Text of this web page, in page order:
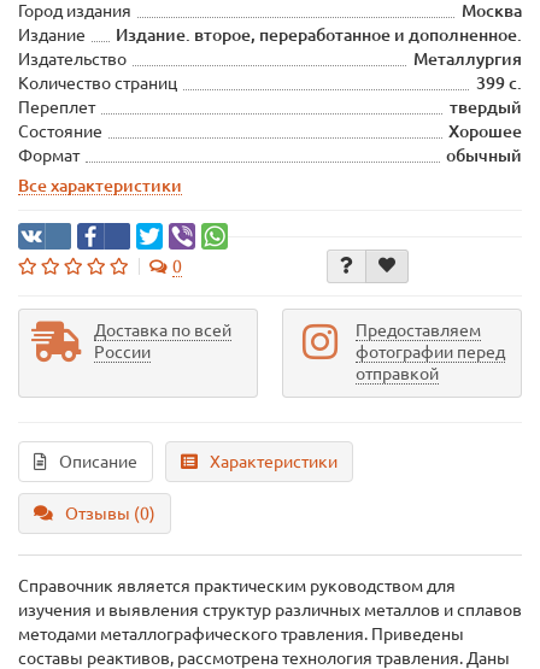
Город издания
Москва
Издание
Издание. второе, переработанное и дополненное.
Издательство
Металлургия
Количество страниц
399 с.
Переплет
твердый
Состояние
Хорошее
Формат
обычный
Все характеристики
0
Доставка по всей
России
Предоставляем
фотографии перед
отправкой
Описание Характеристики
Отзывы (0)
Справочник является практическим руководством для
изучения и выявления структур различных металлов и сплавов
методами металлографического травления. Приведены
составы реактивов, рассмотрена технология травления. Даны